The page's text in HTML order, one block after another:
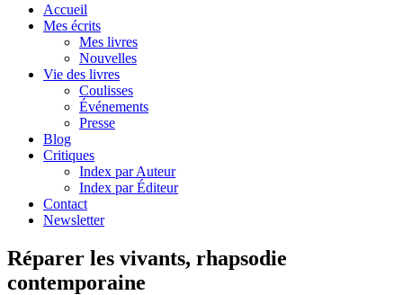
Accueil
Mes écrits
Mes livres
Nouvelles
Vie des livres
Coulisses
Événements
Presse
Blog
Critiques
Index par Auteur
Index par Éditeur
Contact
Newsletter
Réparer les vivants, rhapsodie
contemporaine